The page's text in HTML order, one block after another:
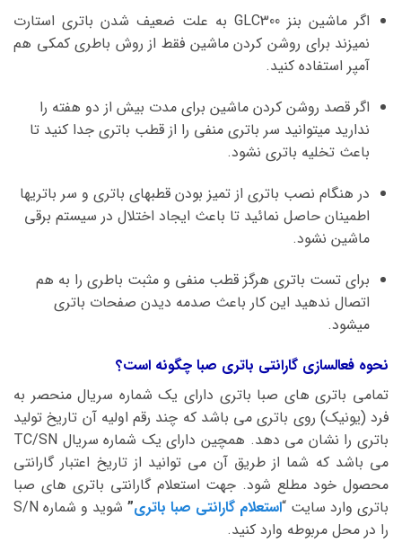
اگر ماشین بنز GLC300 به علت ضعیف شدن باتری استارت
نمیزند برای روشن کردن ماشین فقط از روش باطری کمکی هم
آمپر استفاده کنید.
اگر قصد روشن کردن ماشین برای مدت بیش از دو هفته را
ندارید میتوانید سر باتری منفی را از قطب باتری جدا کنید تا
باعث تخلیه باتری نشود.
در هنگام نصب باتری از تمیز بودن قطبهای باتری و سر باتریها
اطمینان حاصل نمائید تا باعث ایجاد اختلال در سیستم برقی
ماشین نشود.
برای تست باتری هرگز قطب منفی و مثبت باطری را به هم
اتصال ندهید این کار باعث صدمه دیدن صفحات باتری
میشود.
نحوه فعالسازی گارانتی باتری صبا چگونه است؟
تمامی باتری های صبا باتری دارای یک شماره سریال منحصر به
فرد (یونیک) روی باتری می باشد که چند رقم اولیه آن تاریخ تولید
باتری را نشان می دهد. همچین دارای یک شماره سریال TC/SN
می باشد که شما از طریق آن می توانید از تاریخ اعتبار گارانتی
محصول خود مطلع شود. جهت استعلام گارانتی باتری های صبا
باتری وارد سایت “استعلام گارانتی صبا باتری”
شوید و شماره S/N
را در محل مربوطه وارد کنید.